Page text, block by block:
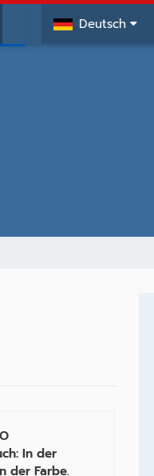
Deutsch
In der
der Farbe.